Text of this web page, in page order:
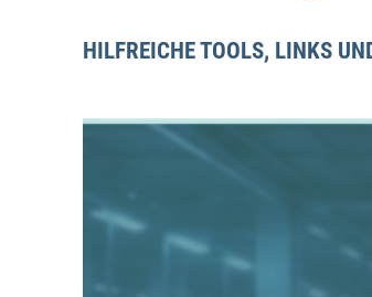
HILFREICHE TOOLS, LINKS